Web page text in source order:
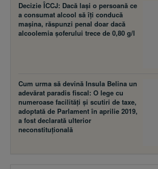
Decizie ÎCCJ: Dacă laşi o persoană ce
a consumat alcool să îţi conducă
maşina, răspunzi penal doar dacă
alcoolemia şoferului trece de 0,80 g/l
Cum urma să devină Insula Belina un
adevărat paradis fiscal: O lege cu
numeroase facilităţi şi scutiri de taxe,
adoptată de Parlament în aprilie 2019,
a fost declarată ulterior
neconstituţională